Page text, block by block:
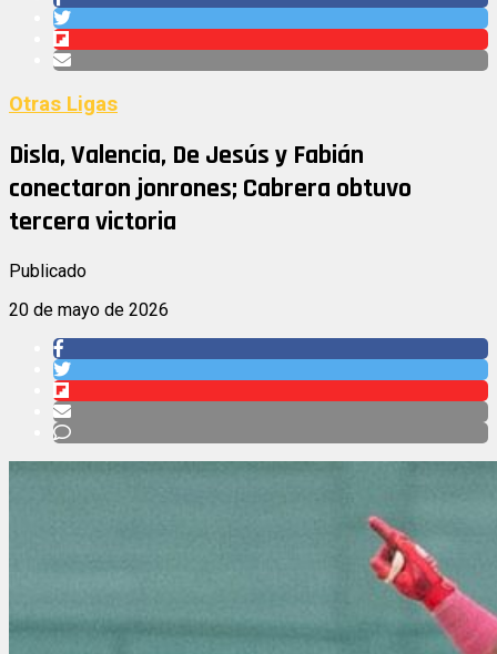
Otras Ligas
Disla, Valencia, De Jesús y Fabián
conectaron jonrones; Cabrera obtuvo
tercera victoria
Publicado
20 de mayo de 2026